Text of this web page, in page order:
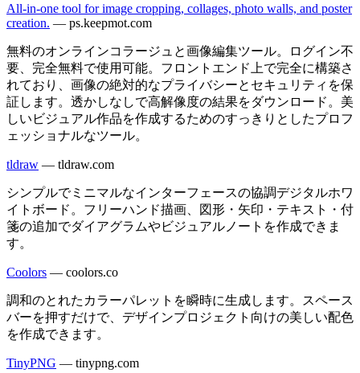
All-in-one tool for image cropping, collages, photo walls, and poster
creation. — ps.keepmot.com
無料のオンラインコラージュと画像編集ツール。ログイン不
要、完全無料で使用可能。フロントエンド上で完全に構築さ
れており、画像の絶対的なプライバシーとセキュリティを保
証します。透かしなしで高解像度の結果をダウンロード。美
しいビジュアル作品を作成するためのすっきりとしたプロフ
ェッショナルなツール。
tldraw — tldraw.com
シンプルでミニマルなインターフェースの協調デジタルホワ
イトボード。フリーハンド描画、図形・矢印・テキスト・付
箋の追加でダイアグラムやビジュアルノートを作成できま
す。
Coolors — coolors.co
調和のとれたカラーパレットを瞬時に生成します。スペース
バーを押すだけで、デザインプロジェクト向けの美しい配色
を作成できます。
TinyPNG — tinypng.com